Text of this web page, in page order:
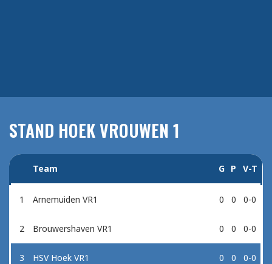
STAND HOEK VROUWEN 1
Team G P V-T
1 Arnemuiden VR1 0 0 0-0
2 Brouwershaven VR1 0 0 0-0
3 HSV Hoek VR1 0 0 0-0